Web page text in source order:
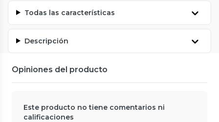
Todas las características
Descripción
Opiniones del producto
Este producto no tiene comentarios ni
calificaciones